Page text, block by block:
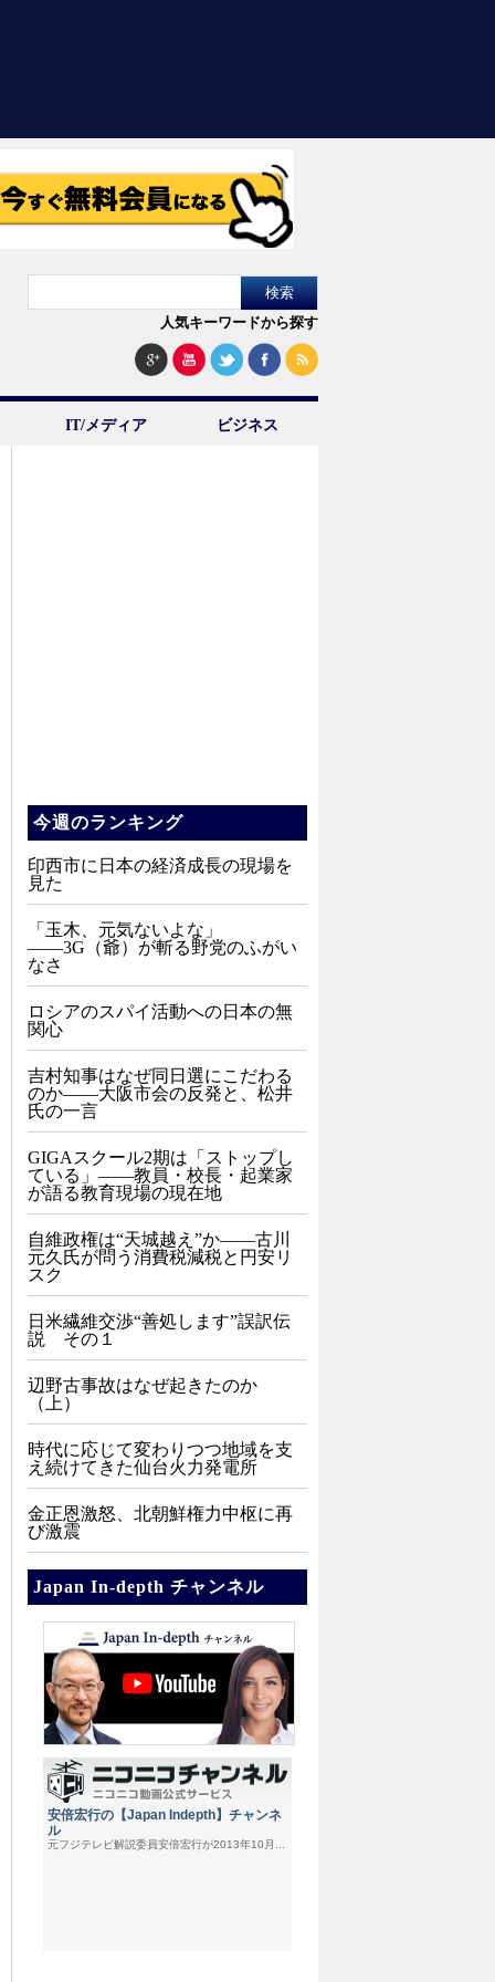
人気キーワードから探す
IT/メディア ビジネス
今週のランキング
印西市に日本の経済成長の現場を
見た
「玉木、元気ないよな」
――3G（爺）が斬る野党のふがい
なさ
ロシアのスパイ活動への日本の無
関心
吉村知事はなぜ同日選にこだわる
のか――大阪市会の反発と、松井
氏の一言
GIGAスクール2期は「ストップし
ている」——教員・校長・起業家
が語る教育現場の現在地
自維政権は“天城越え”か――古川
元久氏が問う消費税減税と円安リ
スク
日米繊維交渉“善処します”誤訳伝
説 その１
辺野古事故はなぜ起きたのか
（上）
時代に応じて変わりつつ地域を支
え続けてきた仙台火力発電所
金正恩激怒、北朝鮮権力中枢に再
び激震
Japan In-depth チャンネル